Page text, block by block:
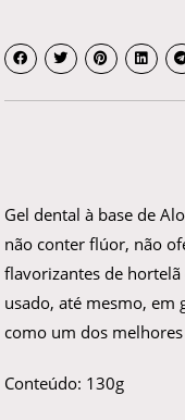
Gel dental à base de
não conter flúor, não
flavorizantes de
usado, até mesmo, em
como um dos
Conteúdo: 130g